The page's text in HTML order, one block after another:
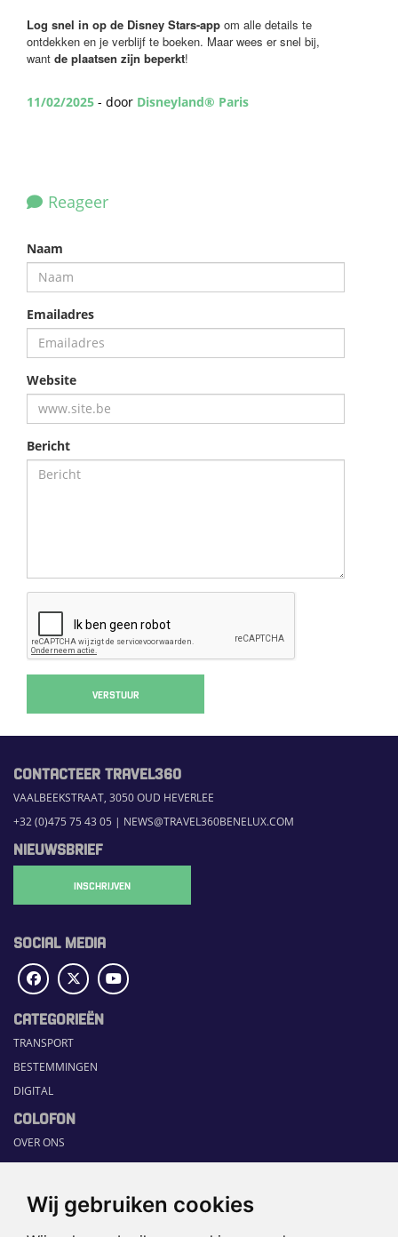
Wij gebruiken cookies
Log snel in op de Disney Stars-app om alle details te
ontdekken en je verblijf te boeken. Maar wees er snel bij,
want de plaatsen zijn beperkt!
11/02/2025 - door Disneyland® Paris
Reageer
Naam
Emailadres
Website
Bericht
VERSTUUR
CONTACTEER TRAVEL360
VAALBEEKSTRAAT, 3050 OUD HEVERLEE
+32 (0)475 75 43 05 | NEWS@TRAVEL360BENELUX.COM
NIEUWSBRIEF
INSCHRIJVEN
SOCIAL MEDIA
CATEGORIEËN
TRANSPORT
BESTEMMINGEN
DIGITAL
COLOFON
OVER ONS
COMMUNICATION PLATFORM
RUBRIEKEN